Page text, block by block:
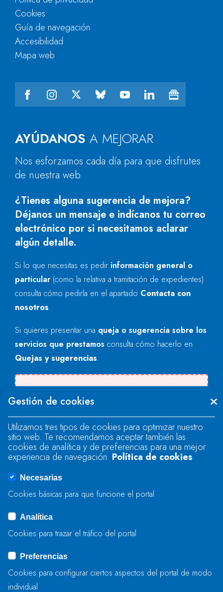
AYÚDANOS A MEJORAR
Nos esforzamos cada día para que disfrutes
de nuestra web.
¿Tienes alguna sugerencia de mejora?
Déjanos un mensaje e indícanos tu correo
electrónico por si necesitamos aclarar
algún detalle.
Si lo que necesitas es pedir información general o
particular (como la relativa a tramitación de expedientes)
consulta cómo pedirla en el apartado Contacta con
nosotros.
Si quieres presentar una queja o sugerencia sobre los
servicios que prestamos consulta cómo hacerlo en
Quejas y sugerencias.
"text".
Se produjo un error al cargar el campo
"text".
Se produjo un error al cargar el campo
ENVIAR
Cookies
Guía de navegación
Accesibilidad
Mapa web
Gestión de cookies
Utilizamos tres tipos de cookies para optimizar nuestro
sitio web. Te recomendamos aceptar también las
cookies de analítica y de preferencias para una mejor
experiencia de navegación. Política de cookies
Necesarias
Cookies básicas para que funcione el portal
Analítica
Cookies para trazar el tráfico del portal
Preferencias
Cookies para configurar ciertos aspectos del portal de modo
individual